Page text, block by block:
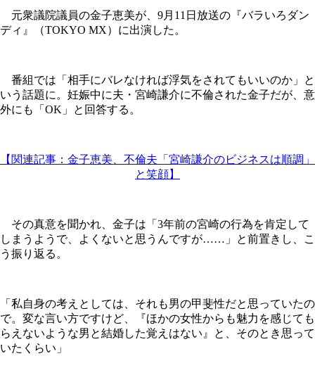
元衆議院議員の金子恵美が、9月11日放送の『バラいろダン
ディ』（TOKYO MX）に出演した。
番組では「相手にバレなければ浮気をされてもいいのか」と
いう話題に。妊娠中に夫・宮崎謙介に不倫された金子だが、意
外にも「OK」と回答する。
【関連記事：金子恵美、不倫夫「宮崎謙介のビジネスは順調」
と笑顔】
その真意を聞かれ、金子は「3年前の宮崎の行為を肯定して
しまうようで、よくないと思うんですが……」と前置きし、こ
う振り返る。
「私自身の考えとしては、それも男の甲斐性だと思っていたの
で。変な言い方ですけど、『ほかの女性からも魅力を感じても
らえないような男と結婚した覚えはない』と、そのとき思って
いたくらい」